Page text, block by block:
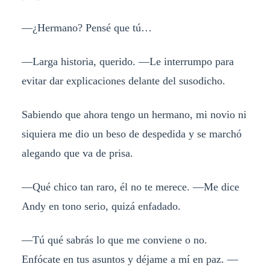
—¿Hermano? Pensé que tú…
—Larga historia, querido. —Le interrumpo para
evitar dar explicaciones delante del susodicho.
Sabiendo que ahora tengo un hermano, mi novio ni
siquiera me dio un beso de despedida y se marchó
alegando que va de prisa.
—Qué chico tan raro, él no te merece. —Me dice
Andy en tono serio, quizá enfadado.
—Tú qué sabrás lo que me conviene o no.
Enfócate en tus asuntos y déjame a mí en paz. —